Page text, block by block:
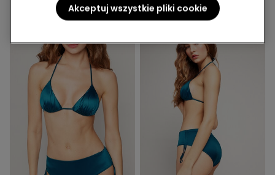
Akceptuj wszystkie pliki cookie